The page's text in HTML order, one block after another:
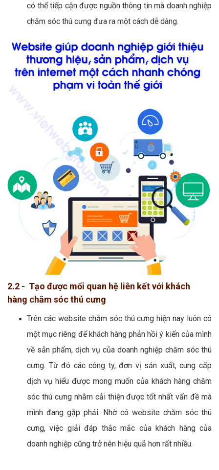
có thể tiếp cận được nguồn thông tin mà doanh nghiệp
chăm sóc thú cưng đưa ra một cách dễ dàng.
2.2 - Tạo được mối quan hệ liên kết với khách
hàng chăm sóc thú cưng
Trên các website chăm sóc thú cưng hiện nay luôn có
một mục riêng để khách hàng phản hồi ý kiến của mình
về sản phẩm, dịch vụ của doanh nghiệp chăm sóc thú
cưng. Từ đó các công ty, đơn vị sản xuất, cung cấp
dịch vụ hiểu được mong muốn của khách hàng chăm
sóc thú cưng nhằm cải thiện được tốt nhất vấn đề mà
mình đang gặp phải. Nhờ có website chăm sóc thú
cưng, việc giải đáp thắc mắc của khách hàng của
doanh nghiệp cũng trở nên hiệu quả hơn rất nhiều.